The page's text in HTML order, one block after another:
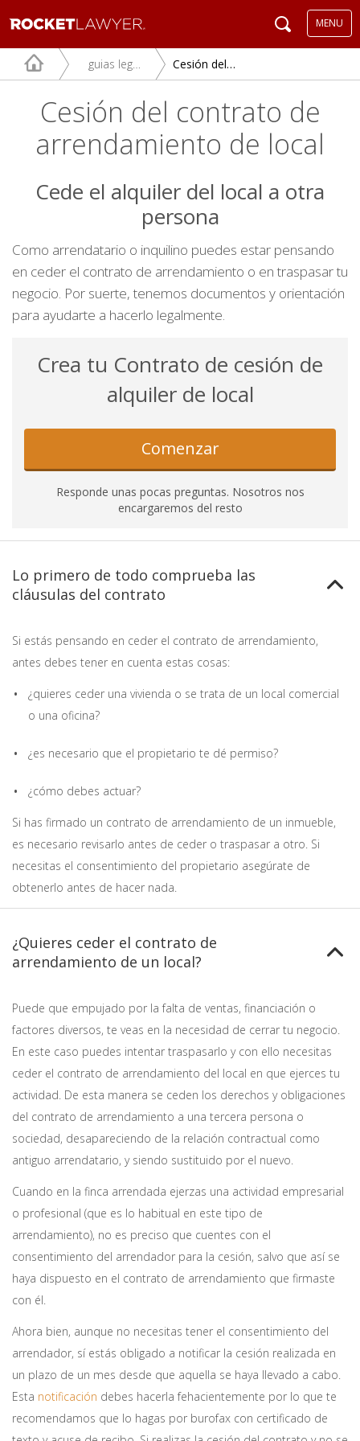
MENU
guias legales Cesión del contrato de arrendamiento de local
Cesión del contrato de
arrendamiento de local
Cede el alquiler del local a otra
persona
Como arrendatario o inquilino puedes estar pensando
en ceder el contrato de arrendamiento o en traspasar tu
negocio. Por suerte, tenemos documentos y orientación
para ayudarte a hacerlo legalmente.
Crea tu Contrato de cesión de
alquiler de local
Comenzar
Responde unas pocas preguntas. Nosotros nos
encargaremos del resto
Lo primero de todo comprueba las
cláusulas del contrato
Si estás pensando en ceder el contrato de arrendamiento,
antes debes tener en cuenta estas cosas:
¿quieres ceder una vivienda o se trata de un local comercial
o una oficina?
¿es necesario que el propietario te dé permiso?
¿cómo debes actuar?
Si has firmado un contrato de arrendamiento de un inmueble,
es necesario revisarlo antes de ceder o traspasar a otro. Si
necesitas el consentimiento del propietario asegúrate de
obtenerlo antes de hacer nada.
¿Quieres ceder el contrato de
arrendamiento de un local?
Puede que empujado por la falta de ventas, financiación o
factores diversos, te veas en la necesidad de cerrar tu negocio.
En este caso puedes intentar traspasarlo y con ello necesitas
ceder el contrato de arrendamiento del local en que ejerces tu
actividad. De esta manera se ceden los derechos y obligaciones
del contrato de arrendamiento a una tercera persona o
sociedad, desapareciendo de la relación contractual como
antiguo arrendatario, y siendo sustituido por el nuevo.
Cuando en la finca arrendada ejerzas una actividad empresarial
o profesional (que es lo habitual en este tipo de
arrendamiento), no es preciso que cuentes con el
consentimiento del arrendador para la cesión, salvo que así se
haya dispuesto en el contrato de arrendamiento que firmaste
con él.
Ahora bien, aunque no necesitas tener el consentimiento del
arrendador, sí estás obligado a notificar la cesión realizada en
un plazo de un mes desde que aquella se haya llevado a cabo.
Esta notificación debes hacerla fehacientemente por lo que te
recomendamos que lo hagas por burofax con certificado de